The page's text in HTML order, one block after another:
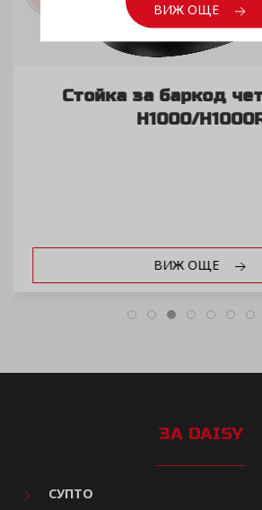
Стойка за баркод
H1000/
ВИЖ ОЩЕ
ЗА DAISY
СУПТО
ВИЖ ОЩЕ